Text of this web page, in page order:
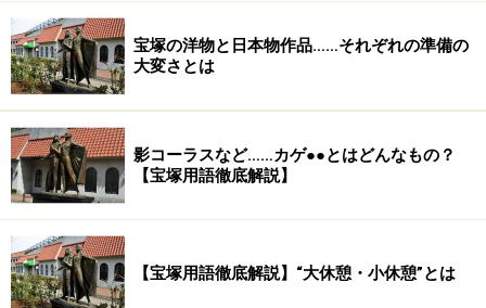
宝塚の洋物と日本物作品……それぞれの準備の
大変さとは
影コーラスなど……カゲ●●とはどんなもの？
【宝塚用語徹底解説】
【宝塚用語徹底解説】“大休憩・小休憩”とは